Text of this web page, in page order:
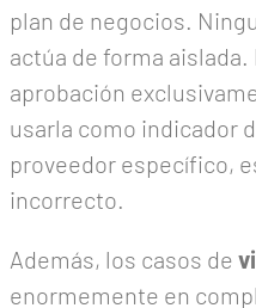
plan de negocios.
actúa de forma
aprobación
usarla como indicador
proveedor específico,
incorrecto.
Además, los casos de
enormemente en